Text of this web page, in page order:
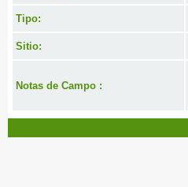
Tipo:
Sitio:
Notas de Campo :